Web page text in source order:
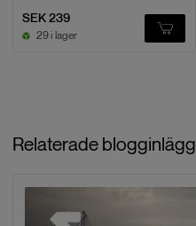
SEK 239
29 i lager
Relaterade blogginlägg